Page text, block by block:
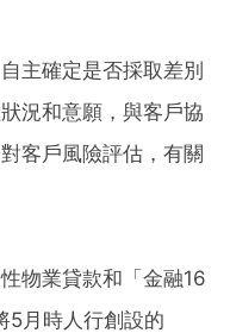
主確定是否採取差別
況和意願，與客戶協
客戶風險評估，有關
物業貸款和「金融16
5月時人行創設的